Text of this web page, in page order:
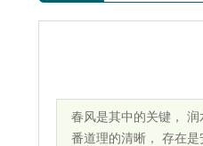
春风是其中的关键，
番道理的清晰， 存在